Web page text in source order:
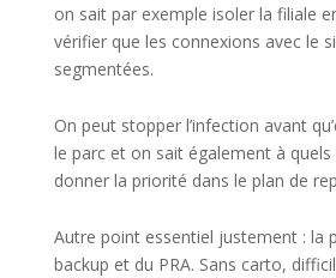
on sait par exemple isoler la filiale
vérifier que les connexions avec le
segmentées.
On peut stopper l’infection avant
le parc et on sait également à quels
donner la priorité dans le plan de
Autre point essentiel justement : la
backup et du PRA. Sans carto,